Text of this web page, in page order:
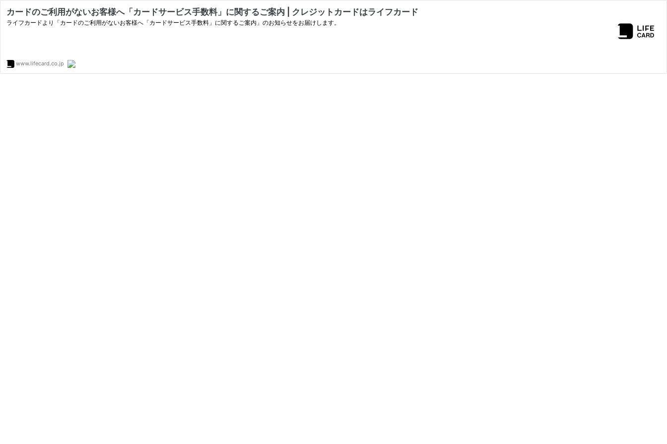
カードのご利用がないお客様へ「カードサービス手数料」に関するご案内 | クレジットカードはライフカード
ライフカードより「カードのご利用がないお客様へ「カードサービス手数料」に関するご案内」のお知らせをお届けします。
www.lifecard.co.jp